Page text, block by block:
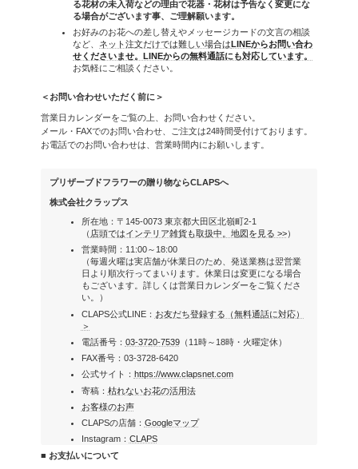
る花材の未入荷などの理由で花器・花材は予告なく変更にな
る場合がございます事、ご理解願います。
お好みのお花への差し替えやメッセージカードの文言の相談
など、 ネット注文だけでは難しい場合は LINEからお問い合わ
せくださいませ。LINEからの無料通話にも対応しています。
お気軽にご相談ください。
＜お問い合わせいただく前に＞
営業日カレンダーをご覧の上、お問い合わせください。
メール・FAXでのお問い合わせ、ご注文は24時間受付けております。
お電話でのお問い合わせは、営業時間内にお願いします。
プリザーブドフラワーの贈り物ならCLAPSへ
株式会社クラップス
所在地：〒145-0073 東京都大田区北嶺町2-1
（ 店頭ではインテリア雑貨も取扱中。地図を見る >>）
営業時間：11:00～18:00
（毎週火曜は実店舗が休業日のため、発送業務は翌営業
日より順次行ってまいります。休業日は変更になる場合
もございます。詳しくは営業日カレンダーをご覧くださ
い。）
CLAPS公式LINE： お友だち登録する（無料通話に対応）
＞
電話番号： 03-3720-7539（11時～18時・火曜定休）
FAX番号：03-3728-6420
公式サイト： https://www.clapsnet.com
寄稿： 枯れないお花の活用法
お客様のお声
CLAPSの店舗： Googleマップ
Instagram： CLAPS
■ お支払いについて